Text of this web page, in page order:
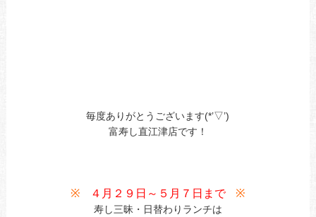
毎度ありがとうございます(*’▽’)
富寿し直江津店です！
※ ４月２９日～５月７日まで ※
寿し三昧・日替わりランチは